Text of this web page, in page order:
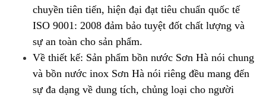
chuyền tiên tiến, hiện đại đạt tiêu chuẩn quốc tế
ISO 9001: 2008 đảm bảo tuyệt đốt chất lượng và
sự an toàn cho sản phẩm.
Về thiết kế: Sản phẩm bồn nước Sơn Hà nói chung
và bồn nước inox Sơn Hà nói riêng đều mang đến
sự đa dạng về dung tích, chủng loại cho người